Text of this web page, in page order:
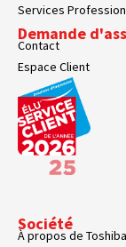
Services
Demande
Contact
Espace Client
Société
À propos de